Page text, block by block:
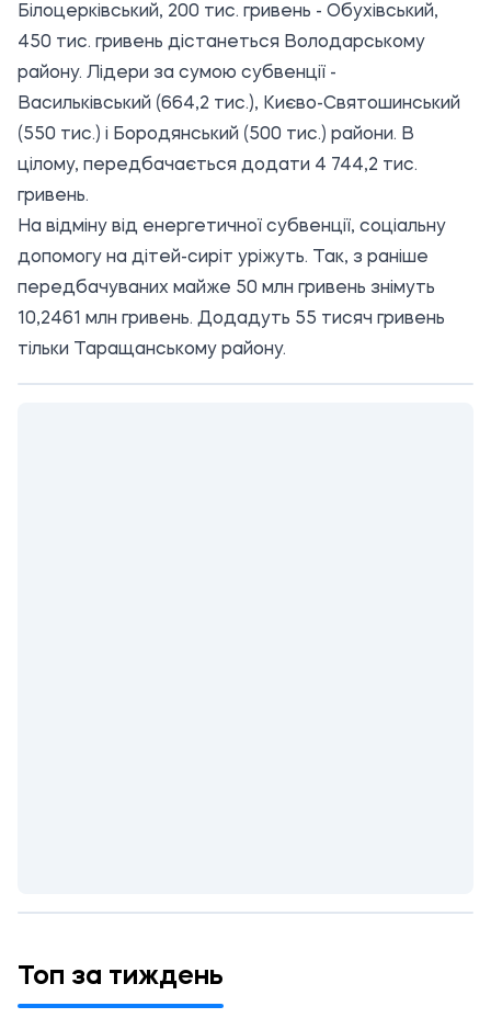
Білоцерківський, 200 тис. гривень - Обухівський,
450 тис. гривень дістанеться Володарському
району. Лідери за сумою субвенції -
Васильківський (664,2 тис.), Києво-Святошинський
(550 тис.) і Бородянський (500 тис.) райони. В
цілому, передбачається додати 4 744,2 тис.
гривень.
На відміну від енергетичної субвенції, соціальну
допомогу на дітей-сиріт уріжуть. Так, з раніше
передбачуваних майже 50 млн гривень знімуть
10,2461 млн гривень. Додадуть 55 тисяч гривень
тільки Таращанському району.
Топ за тиждень